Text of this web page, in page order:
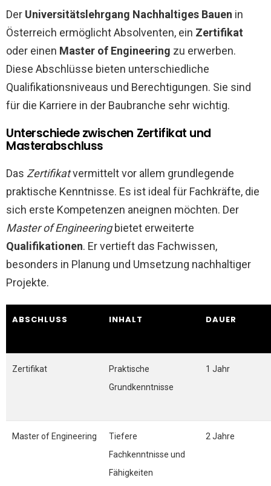
Der Universitätslehrgang Nachhaltiges Bauen in
Österreich ermöglicht Absolventen, ein Zertifikat
oder einen Master of Engineering zu erwerben.
Diese Abschlüsse bieten unterschiedliche
Qualifikationsniveaus und Berechtigungen. Sie sind
für die Karriere in der Baubranche sehr wichtig.
Unterschiede zwischen Zertifikat und
Masterabschluss
Das Zertifikatvermittelt vor allem grundlegende
praktische Kenntnisse. Es ist ideal für Fachkräfte, die
sich erste Kompetenzen aneignen möchten. Der
Master of Engineeringbietet erweiterte
Qualifikationen. Er vertieft das Fachwissen,
besonders in Planung und Umsetzung nachhaltiger
Projekte.
ABSCHLUSS INHALT DAUER
Zertifikat
Praktische
Grundkenntnisse
1 Jahr
Master of Engineering
Tiefere
Fachkenntnisse und
Fähigkeiten
2 Jahre